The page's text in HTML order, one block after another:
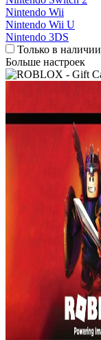
Nintendo Wii
Nintendo Wii U
Nintendo 3DS
Только в наличии
Больше настроек